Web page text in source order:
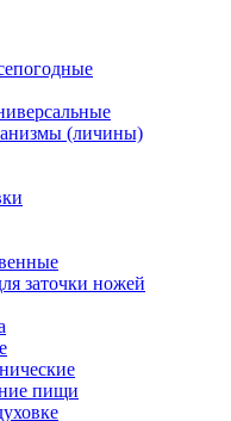
(личины)
заточки ножей
пищи